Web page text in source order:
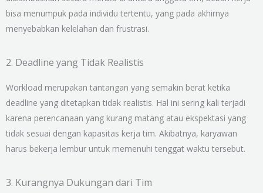
bisa menumpuk pada individu tertentu, yang pada akhirnya
menyebabkan kelelahan dan frustrasi.
2. Deadline yang Tidak Realistis
Workload merupakan tantangan yang semakin berat ketika
deadline yang ditetapkan tidak realistis. Hal ini sering kali terjadi
karena perencanaan yang kurang matang atau ekspektasi yang
tidak sesuai dengan kapasitas kerja tim. Akibatnya, karyawan
harus bekerja lembur untuk memenuhi tenggat waktu tersebut.
3. Kurangnya Dukungan dari Tim